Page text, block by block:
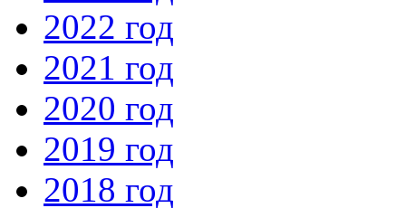
2022 год
2021 год
2020 год
2019 год
2018 год